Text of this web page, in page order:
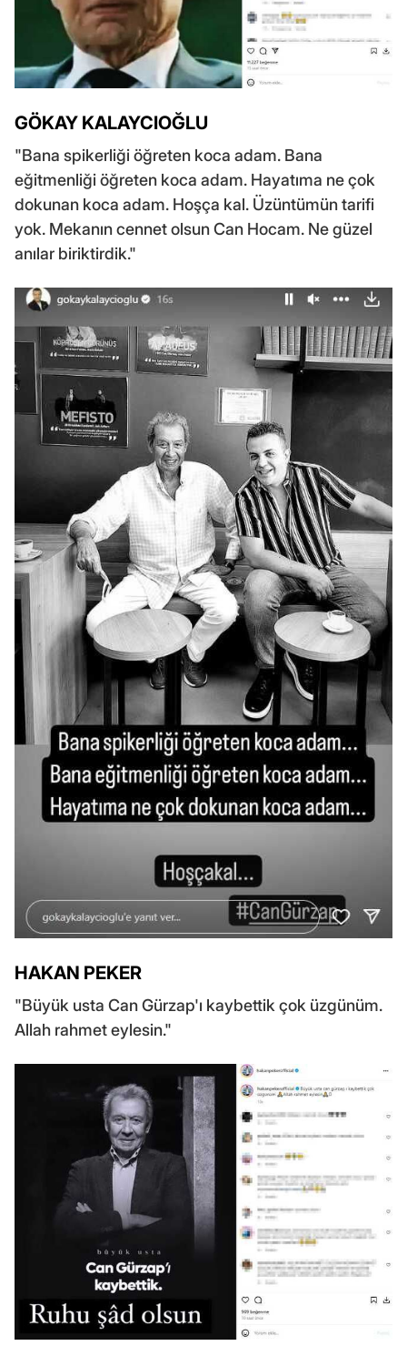
GÖKAY KALAYCIOĞLU
"Bana spikerliği öğreten koca adam. Bana
eğitmenliği öğreten koca adam. Hayatıma ne çok
dokunan koca adam. Hoşça kal. Üzüntümün tarifi
yok. Mekanın cennet olsun Can Hocam. Ne güzel
anılar biriktirdik."
HAKAN PEKER
"Büyük usta Can Gürzap'ı kaybettik çok üzgünüm.
Allah rahmet eylesin."